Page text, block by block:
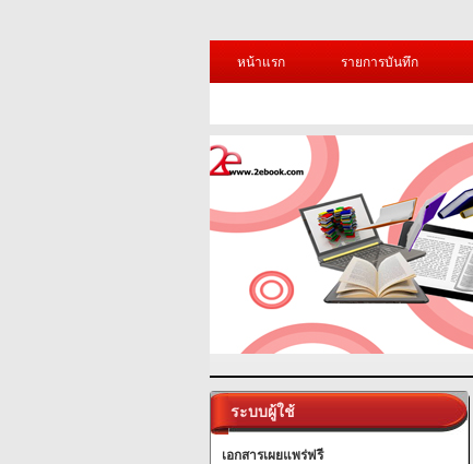
หน้าแรก
รายการบันทึก
ระบบผู้ใช้
เอกสารเผยแพร่ฟรี